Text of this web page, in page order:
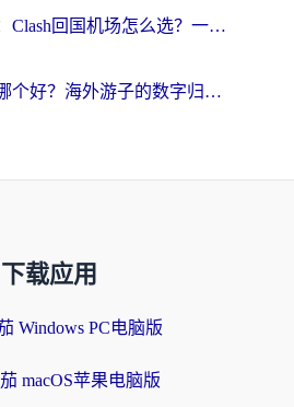
海外党必看：Clash回国机场怎么选？一篇搞定无缝访问国内资源的全攻略
穿梭和松果哪个好？海外游子的数字归乡路，到底该怎么选
下载应用
Windows PC电脑版
macOS苹果电脑版